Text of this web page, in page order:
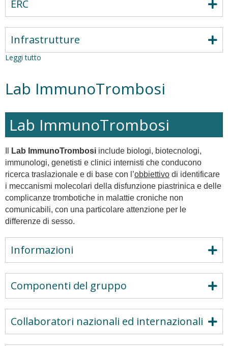
ERC
Infrastrutture
Leggi tutto
GENDER
IN
CARDIOVASCULAR
RESEARCH
Lab ImmunoTrombosi
Lab ImmunoTrombosi
Lab ImmunoTrombosi include biologi, biotecnologi,
immunologi, genetisti e clinici internisti che conducono
ricerca traslazionale e di base con l’obbiettivo di identificare
i meccanismi molecolari della disfunzione piastrinica e delle
complicanze trombotiche in malattie croniche non
comunicabili, con una particolare attenzione per le
differenze di sesso.
Informazioni
Componenti del gruppo
Collaboratori nazionali ed internazionali